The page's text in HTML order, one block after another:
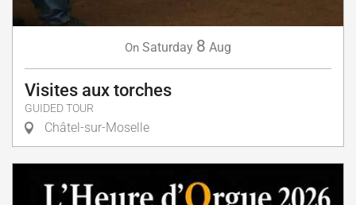
On Saturday 8 Aug
Visites aux torches
GUIDED TOUR
Châtel-sur-Moselle